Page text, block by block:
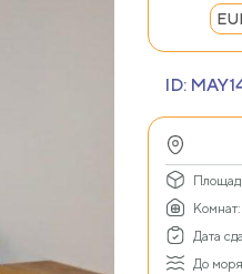
ID:
Комнат:
Дата
До